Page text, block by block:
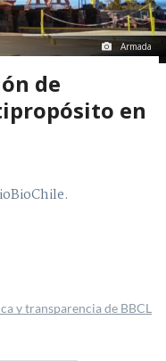
Armada
de
en
y transparencia de BBCL